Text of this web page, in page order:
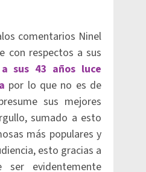
comentarios Ninel
con respectos a sus
a sus 43 años luce
por lo que no es de
sus mejores
sumado a esto
más populares y
esto gracias a
ser evidentemente